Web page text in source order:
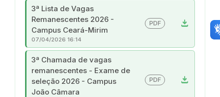
3ª Lista de Vagas
Remanescentes 2026 -
Campus Ceará-Mirim
download
PDF
07/04/2026 16:14
3ª Chamada de vagas
remanescentes - Exame de
seleção 2026 - Campus
João Câmara
download
PDF